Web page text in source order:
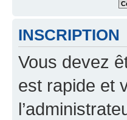
INSCRIPTION
Vous devez
est rapide et